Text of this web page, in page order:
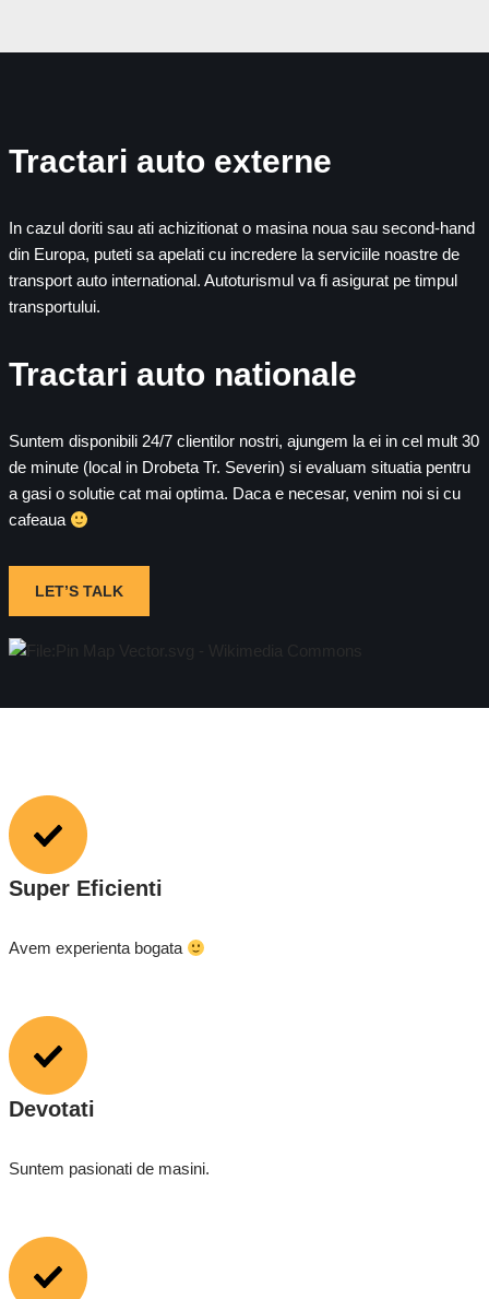
Tractari auto externe
In cazul doriti sau ati achizitionat o masina noua sau second-hand
din Europa, puteti sa apelati cu incredere la serviciile noastre de
transport auto international. Autoturismul va fi asigurat pe timpul
transportului.
Tractari auto nationale
Suntem disponibili 24/7 clientilor nostri, ajungem la ei in cel mult 30
de minute (local in Drobeta Tr. Severin) si evaluam situatia pentru
a gasi o solutie cat mai optima. Daca e necesar, venim noi si cu
cafeaua
LET’S TALK
Super Eficienti
Avem experienta bogata
Devotati
Suntem pasionati de masini.